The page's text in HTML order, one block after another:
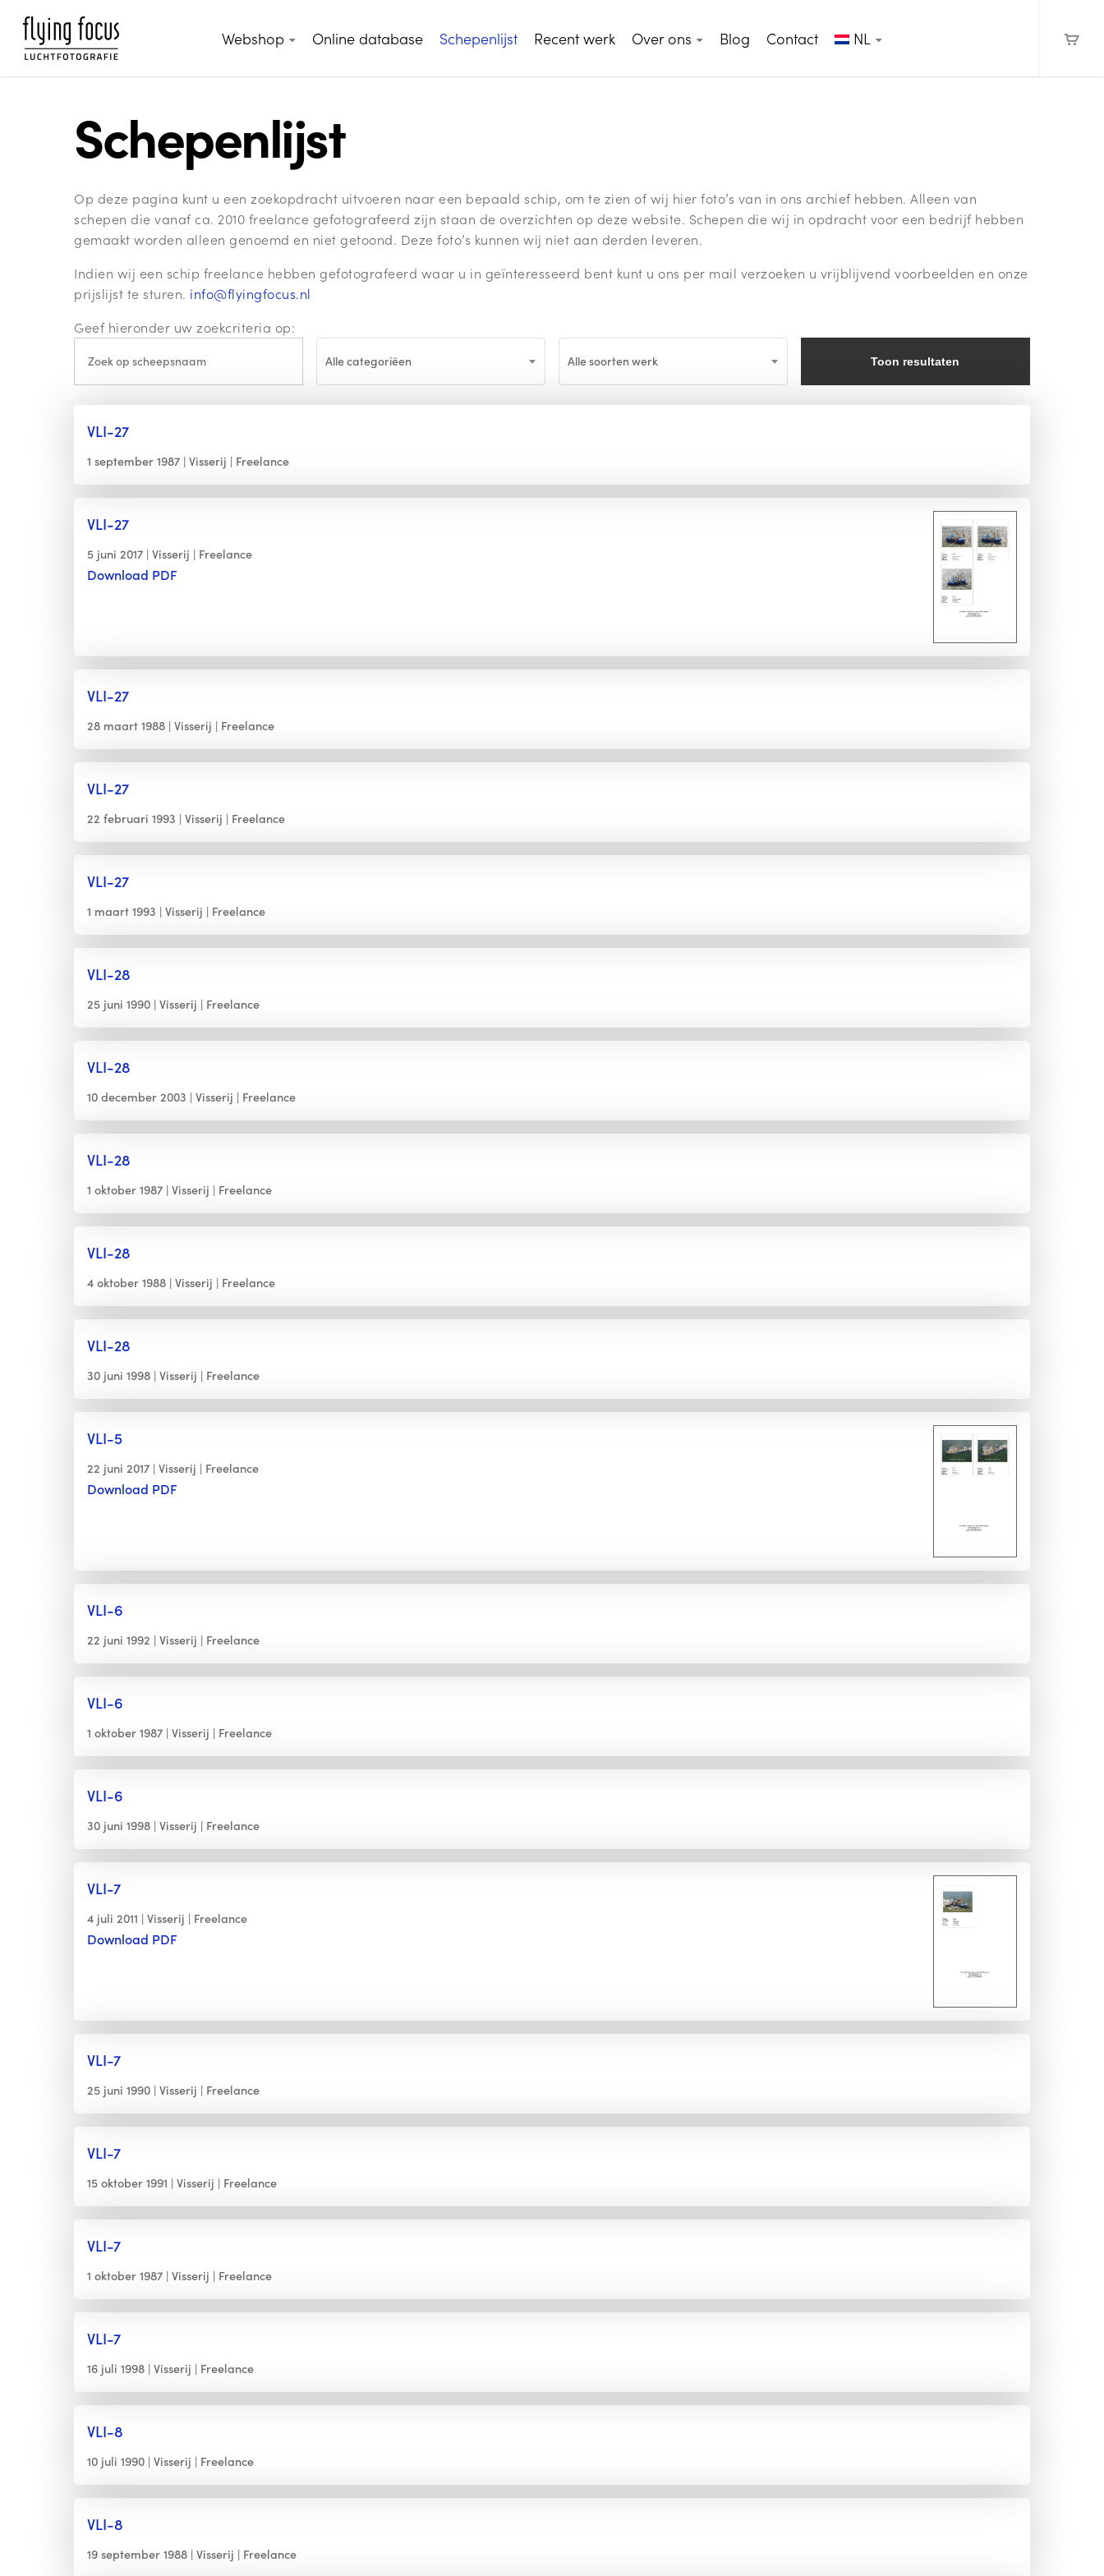
main
Webshop Online database Schepenlijst Recent werk Over ons Blog Contact NL
Schepenlijst
Op deze pagina kunt u een zoekopdracht uitvoeren naar een bepaald schip, om te zien of wij hier foto’s van in ons archief hebben. Alleen van
schepen die vanaf ca. 2010 freelance gefotografeerd zijn staan de overzichten op deze website. Schepen die wij in opdracht voor een bedrijf hebben
gemaakt worden alleen genoemd en niet getoond. Deze foto’s kunnen wij niet aan derden leveren.
Indien wij een schip freelance hebben gefotografeerd waar u in geïnteresseerd bent kunt u ons per mail verzoeken u vrijblijvend voorbeelden en onze
prijslijst te sturen. info@flyingfocus.nl
Geef hieronder uw zoekcriteria op:
Alle categoriëen Alle soorten werk Toon resultaten
VLI-27
1 september 1987 Visserij Freelance
VLI-27
5 juni 2017 Visserij Freelance
Download PDF
VLI-27
28 maart 1988 Visserij Freelance
VLI-27
22 februari 1993 Visserij Freelance
VLI-27
1 maart 1993 Visserij Freelance
VLI-28
25 juni 1990 Visserij Freelance
VLI-28
10 december 2003 Visserij Freelance
VLI-28
1 oktober 1987 Visserij Freelance
VLI-28
4 oktober 1988 Visserij Freelance
VLI-28
30 juni 1998 Visserij Freelance
VLI-5
22 juni 2017 Visserij Freelance
Download PDF
VLI-6
22 juni 1992 Visserij Freelance
VLI-6
1 oktober 1987 Visserij Freelance
VLI-6
30 juni 1998 Visserij Freelance
VLI-7
4 juli 2011 Visserij Freelance
Download PDF
VLI-7
25 juni 1990 Visserij Freelance
VLI-7
15 oktober 1991 Visserij Freelance
VLI-7
1 oktober 1987 Visserij Freelance
VLI-7
16 juli 1998 Visserij Freelance
VLI-8
10 juli 1990 Visserij Freelance
VLI-8
19 september 1988 Visserij Freelance